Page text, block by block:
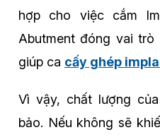
hợp cho việc cắm
Abutment đóng vai
giúp ca cấy ghép
Vì vậy, chất lượng
bảo. Nếu không sẽ